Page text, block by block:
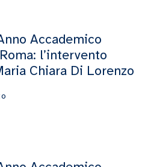
Accademico
l’intervento
Chiara Di Lorenzo